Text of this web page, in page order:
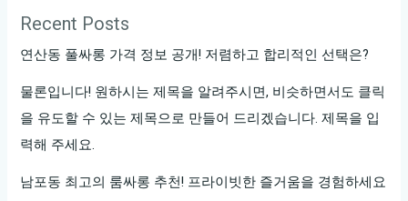
확
인
세
요
Recent Posts
연산동 풀싸롱 가격 정보 공개! 저렴하고 합리적인 선택은?
물론입니다! 원하시는 제목을 알려주시면, 비슷하면서도 클릭
을 유도할 수 있는 제목으로 만들어 드리겠습니다. 제목을 입
력해 주세요.
남포동 최고의 룸싸롱 추천! 프라이빗한 즐거움을 경험하세요